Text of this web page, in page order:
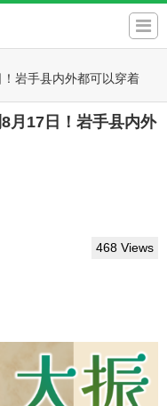
岩手县内外都可以穿着
月17日！岩手县内外
468 Views